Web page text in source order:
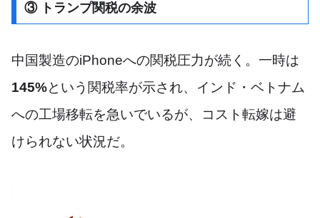
③ トランプ関税の余波
中国製造のiPhoneへの関税圧力が続く。一時は
145%という関税率が示され、インド・ベトナム
への工場移転を急いでいるが、コスト転嫁は避
けられない状況だ。